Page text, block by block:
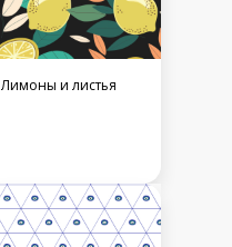
Лимоны и листья